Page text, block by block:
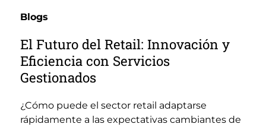
Blogs
El Futuro del Retail: Innovación y
Eficiencia con Servicios
Gestionados
¿Cómo puede el sector retail adaptarse
rápidamente a las expectativas cambiantes de